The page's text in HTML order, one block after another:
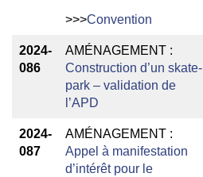
>>>Convention
2024-
086
AMÉNAGEMENT :
Construction d’un skate-
park – validation de
l’APD
2024-
087
AMÉNAGEMENT :
Appel à manifestation
d’intérêt pour le